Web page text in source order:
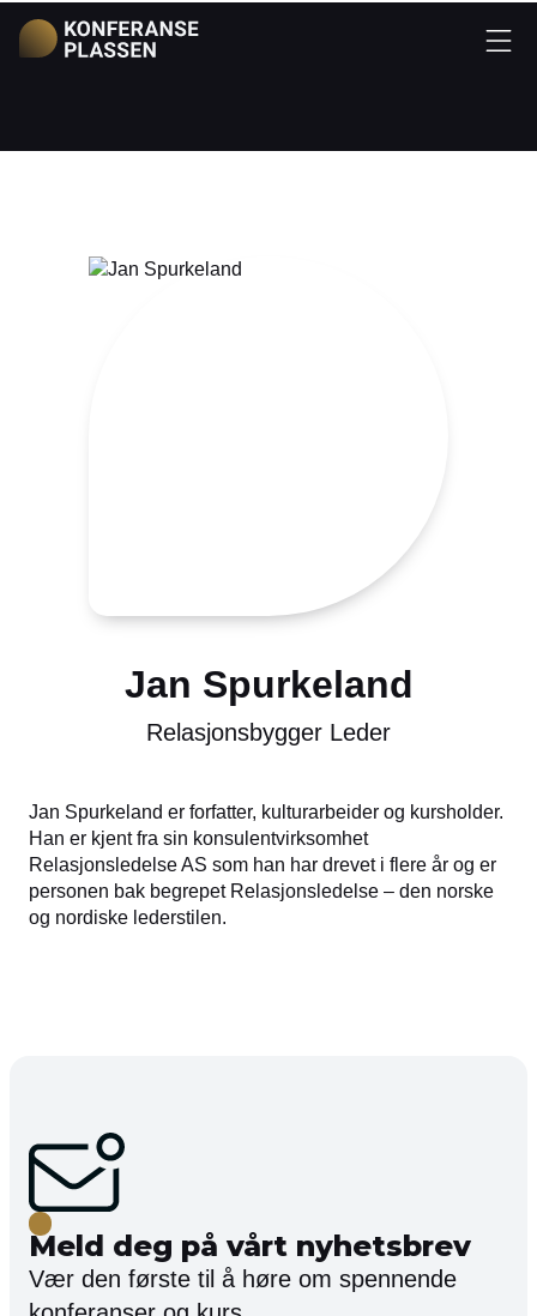
Jan Spurkeland
Relasjonsbygger Leder
Jan Spurkeland er forfatter, kulturarbeider og kursholder.
Han er kjent fra sin konsulentvirksomhet
Relasjonsledelse AS som han har drevet i flere år og er
personen bak begrepet Relasjonsledelse – den norske
og nordiske lederstilen.
Meld deg på vårt nyhetsbrev
Vær den første til å høre om spennende